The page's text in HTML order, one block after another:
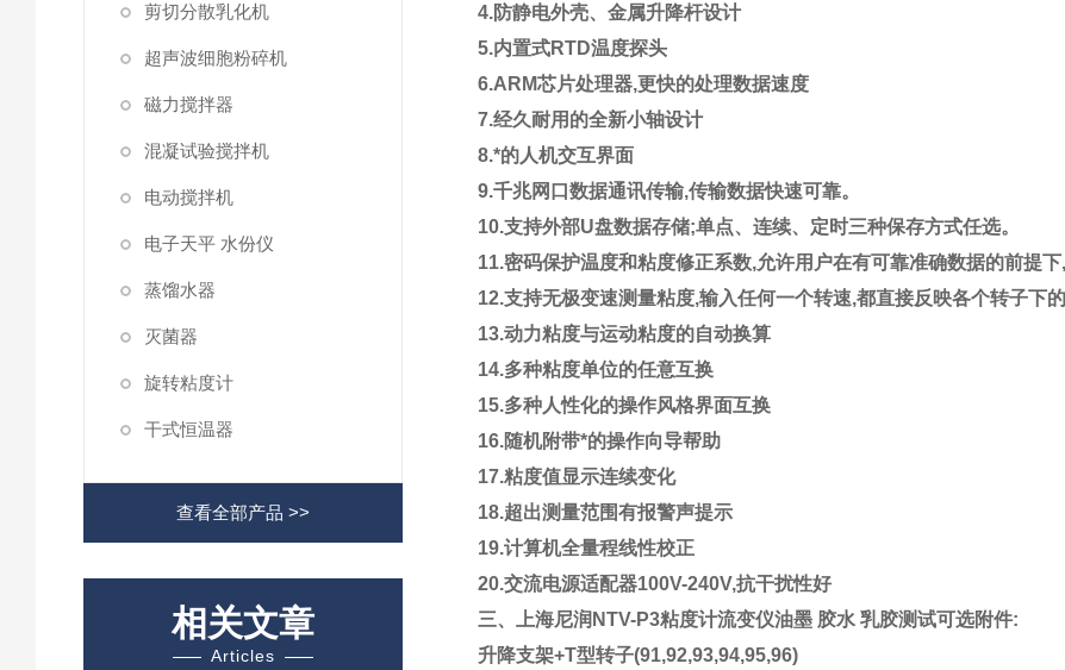
剪切分散乳化机
超声波细胞粉碎机
磁力搅拌器
混凝试验搅拌机
电动搅拌机
电子天平 水份仪
蒸馏水器
灭菌器
旋转粘度计
干式恒温器
查看全部产品 >>
相关文章
Articles
4.防静电外壳、金属升降杆设计
5.内置式RTD温度探头
6.ARM芯片处理器,更快的处理数据速度
7.经久耐用的全新小轴设计
8.*的人机交互界面
9.千兆网口数据通讯传输,传输数据快速可靠。
10.支持外部U盘数据存储;单点、连续、定时三种保存方式任选。
11.密码保护温度和粘度修正系数,允许用户在有可靠准确数据的前提下,
12.支持无极变速测量粘度,输入任何一个转速,都直接反映各个转子下
13.动力粘度与运动粘度的自动换算
14.多种粘度单位的任意互换
15.多种人性化的操作风格界面互换
16.随机附带*的操作向导帮助
17.粘度值显示连续变化
18.超出测量范围有报警声提示
19.计算机全量程线性校正
20.交流电源适配器100V-240V,抗干扰性好
三、 上海尼润NTV-P3粘度计流变仪油墨 胶水 乳胶测试可选附件:
升降支架+T型转子(91,92,93,94,95,96)